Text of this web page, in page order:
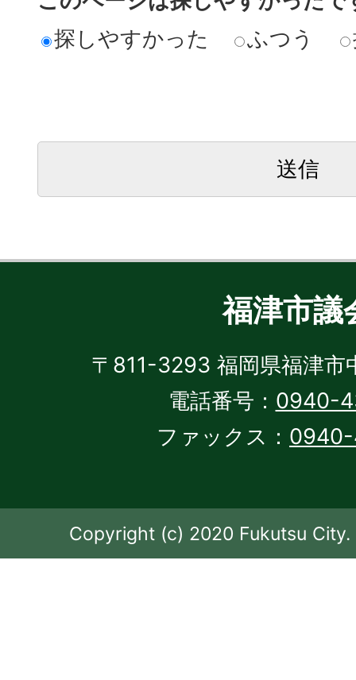
探しやすかった
ふつう
福津市議
〒811-3293 福岡県福津市
電話番号： 0940-
ファックス：
Copyright (c) 2020 Fukutsu City.